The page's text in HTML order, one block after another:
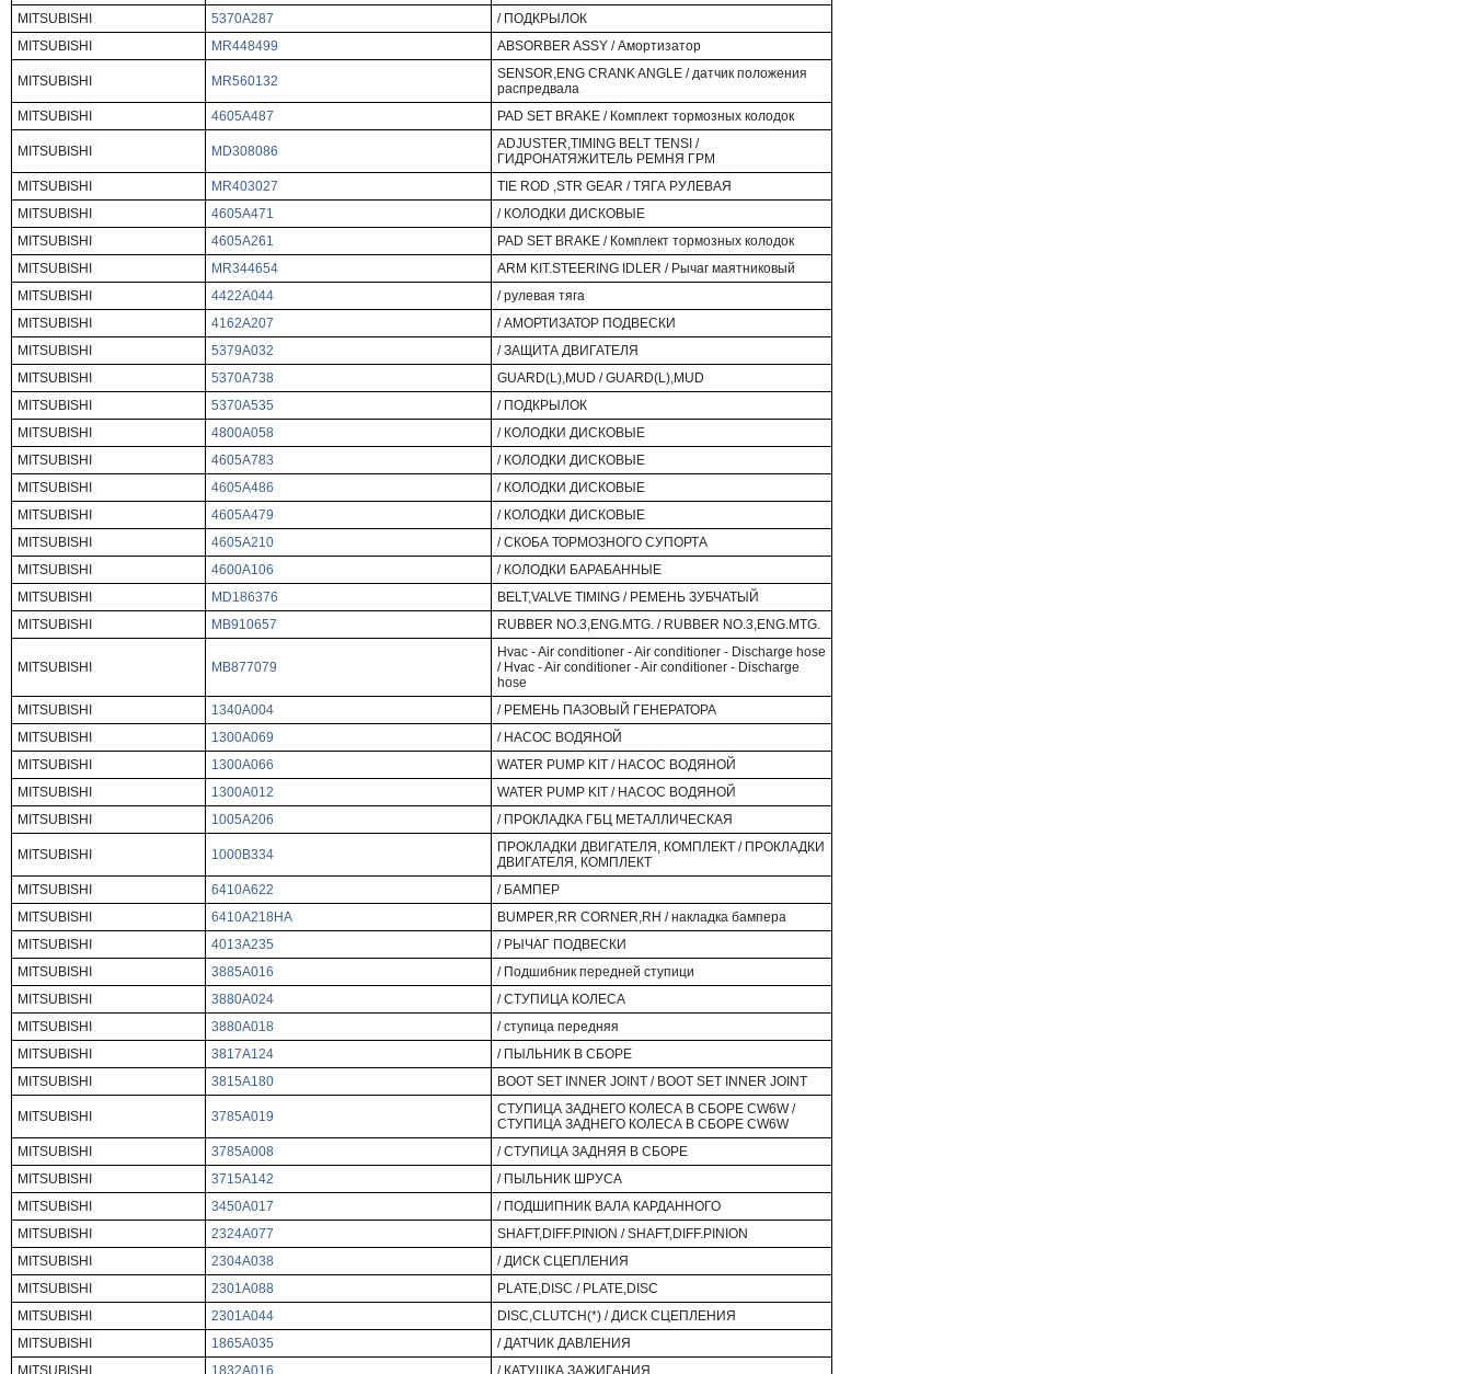
MITSUBISHI
5370A287
/ ПОДКРЫЛОК
MITSUBISHI
MR448499 ABSORBER ASSY / Амортизатор
MITSUBISHI MR560132
SENSOR,ENG CRANK ANGLE / датчик положения
распредвала
MITSUBISHI
4605A487 PAD SET BRAKE / Комплект тормозных колодок
MITSUBISHI MD308086
ADJUSTER,TIMING BELT TENSI /
ГИДРОНАТЯЖИТЕЛЬ РЕМНЯ ГРМ
MITSUBISHI
MR403027
TIE ROD ,STR GEAR / ТЯГА РУЛЕВАЯ
MITSUBISHI
4605A471
/ КОЛОДКИ ДИСКОВЫЕ
MITSUBISHI
4605A261
PAD SET BRAKE / Комплект тормозных колодок
MITSUBISHI
MR344654
ARM KIT.STEERING IDLER / Рычаг маятниковый
MITSUBISHI
4422A044
/ рулевая тяга
MITSUBISHI
4162A207
/ АМОРТИЗАТОР ПОДВЕСКИ
MITSUBISHI
5379A032
/ ЗАЩИТА ДВИГАТЕЛЯ
MITSUBISHI
5370A738
GUARD(L),MUD / GUARD(L),MUD
MITSUBISHI
5370A535
/ ПОДКРЫЛОК
MITSUBISHI
4800A058
/ КОЛОДКИ ДИСКОВЫЕ
MITSUBISHI
4605A783
/ КОЛОДКИ ДИСКОВЫЕ
MITSUBISHI
4605A486
/ КОЛОДКИ ДИСКОВЫЕ
MITSUBISHI
4605A479
/ КОЛОДКИ ДИСКОВЫЕ
MITSUBISHI
4605A210
/ СКОБА ТОРМОЗНОГО СУПОРТА
MITSUBISHI
4600A106
/ КОЛОДКИ БАРАБАННЫЕ
MITSUBISHI
MD186376
BELT,VALVE TIMING / РЕМЕНЬ ЗУБЧАТЫЙ
MITSUBISHI
MB910657 RUBBER NO.3,ENG.MTG. / RUBBER NO.3,ENG.MTG.
MITSUBISHI MB877079
Hvac - Air conditioner - Air conditioner - Discharge hose
/ Hvac - Air conditioner - Air conditioner - Discharge
hose
MITSUBISHI
1340A004
/ РЕМЕНЬ ПАЗОВЫЙ ГЕНЕРАТОРА
MITSUBISHI
1300A069
/ НАСОС ВОДЯНОЙ
MITSUBISHI
1300A066
WATER PUMP KIT / НАСОС ВОДЯНОЙ
MITSUBISHI
1300A012
WATER PUMP KIT / НАСОС ВОДЯНОЙ
MITSUBISHI
1005A206 / ПРОКЛАДКА ГБЦ МЕТАЛЛИЧЕСКАЯ
MITSUBISHI 1000B334
ПРОКЛАДКИ ДВИГАТЕЛЯ, КОМПЛЕКТ / ПРОКЛАДКИ
ДВИГАТЕЛЯ, КОМПЛЕКТ
MITSUBISHI
6410A622
/ БАМПЕР
MITSUBISHI
6410A218HA
BUMPER,RR CORNER,RH / накладка бампера
MITSUBISHI
4013A235
/ РЫЧАГ ПОДВЕСКИ
MITSUBISHI
3885A016
/ Подшибник передней ступици
MITSUBISHI
3880A024
/ СТУПИЦА КОЛЕСА
MITSUBISHI
3880A018
/ ступица передняя
MITSUBISHI
3817A124
/ ПЫЛЬНИК В СБОРЕ
MITSUBISHI
3815A180 BOOT SET INNER JOINT / BOOT SET INNER JOINT
MITSUBISHI 3785A019
СТУПИЦА ЗАДНЕГО КОЛЕСА В СБОРЕ CW6W /
СТУПИЦА ЗАДНЕГО КОЛЕСА В СБОРЕ CW6W
MITSUBISHI
3785A008
/ СТУПИЦА ЗАДНЯЯ В СБОРЕ
MITSUBISHI
3715A142
/ ПЫЛЬНИК ШРУСА
MITSUBISHI
3450A017
/ ПОДШИПНИК ВАЛА КАРДАННОГО
MITSUBISHI
2324A077
SHAFT,DIFF.PINION / SHAFT,DIFF.PINION
MITSUBISHI
2304A038
/ ДИСК СЦЕПЛЕНИЯ
MITSUBISHI
2301A088
PLATE,DISC / PLATE,DISC
MITSUBISHI
2301A044
DISC,CLUTCH(*) / ДИСК СЦЕПЛЕНИЯ
MITSUBISHI
1865A035
/ ДАТЧИК ДАВЛЕНИЯ
MITSUBISHI
1832A016 / КАТУШКА ЗАЖИГАНИЯ